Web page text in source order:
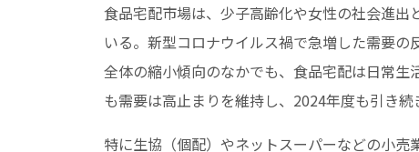
食品宅配市場は、少子高齢化や女性の社会進出
いる。新型コロナウイルス禍で急増した需要
全体の縮小傾向のなかでも、食品宅配は日常
も需要は高止まりを維持し、2024年度も引き続
特に生協（個配）やネットスーパーなどの小